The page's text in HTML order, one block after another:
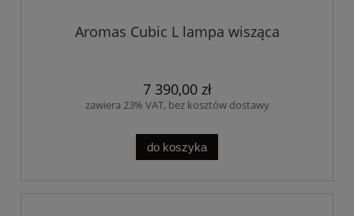
Aromas Cubic L lampa wisząca
7 390,00 zł
zawiera 23% VAT, bez kosztów dostawy
do koszyka